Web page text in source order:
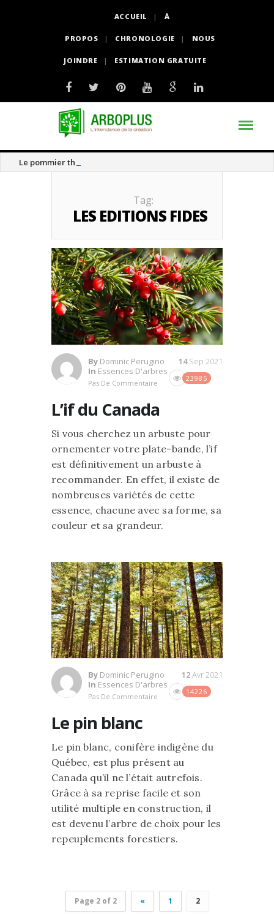
ACCUEIL À
PROPOS CHRONOLOGIE NOUS
JOINDRE ESTIMATION GRATUITE
Le pommier thé
Tag:
LES EDITIONS FIDES
By Dominic Perugino
In Essences D'arbres
Pas De Commentaire
23985
14Sep 2021
L’if du Canada
Si vous cherchez un arbuste pour
ornementer votre plate-bande, l’if
est définitivement un arbuste à
recommander. En effet, il existe de
nombreuses variétés de cette
essence, chacune avec sa forme, sa
couleur et sa grandeur.
By Dominic Perugino
In Essences D'arbres
Pas De Commentaire
14226
12Avr 2021
Le pin blanc
Le pin blanc, conifère indigène du
Québec, est plus présent au
Canada qu’il ne l’était autrefois.
Grâce à sa reprise facile et son
utilité multiple en construction, il
est devenu l’arbre de choix pour les
repeuplements forestiers.
Page 2 of 2 « 1 2